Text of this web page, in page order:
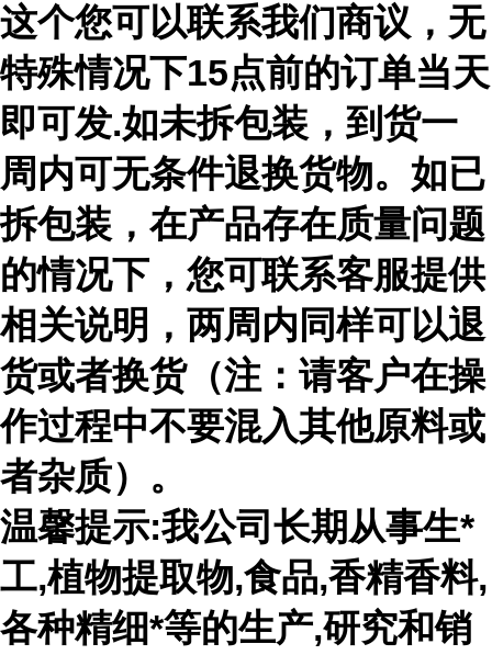
这个您可以联系我们商议，无
特殊情况下15点前的订单当天
即可发.如未拆包装，到货一
周内可无条件退换货物。如已
拆包装，在产品存在质量问题
的情况下，您可联系客服提供
相关说明，两周内同样可以退
货或者换货（注：请客户在操
作过程中不要混入其他原料或
者杂质）。
温馨提示:我公司长期从事生*
工,植物提取物,食品,香精香料,
各种精细*等的生产,研究和销